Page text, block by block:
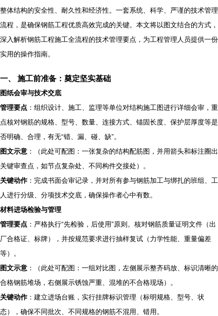
整体结构的安全性、耐久性和经济性。一套系统、科学、严谨的技术管理
流程，是确保钢筋工程优质高效完成的关键。本文将以图文结合的方式，
深入解析钢筋工程施工全流程的技术管理要点，为工程管理人员提供一份
实用的操作指南。
一、 施工前准备：奠定坚实基础
图纸会审与技术交底
管理要点 ：组织设计、施工、监理等单位对结构施工图进行详细会审，重
点核对钢筋的规格、型号、数量、连接方式、锚固长度、保护层厚度等是
否明确、合理，有无“错、漏、碰、缺”。
图文示意 ：（此处可配图：一张复杂的结构配筋图，并用箭头和标注圈出
关键审查点，如节点复杂处、不同构件交接处）。
关键动作：完成书面会审记录，并对所有参与钢筋加工与绑扎的班组、工
人进行分级、分项技术交底，确保操作者心中有数。
材料进场检验与管理
管理要点 ：严格执行“先检验，后使用”原则。核对钢筋质量证明文件（出
厂合格证、标牌），并按规范要求进行抽样复试（力学性能、重量偏差
等）。
图文示意 ：（此处可配图：一组对比图，左侧展示整齐码放、标识清晰的
合格钢筋堆场，右侧展示锈蚀严重、混堆的不合格现场）。
关键动作：建立进场台账，实行挂牌标识管理（标明规格、型号、状
态），确保不同批次、不同规格的钢筋不混用、错用。